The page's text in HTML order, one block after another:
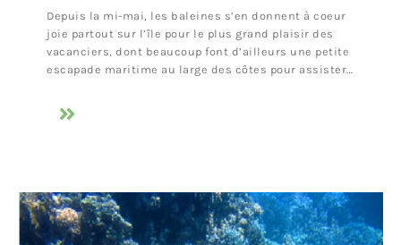
Depuis la mi-mai, les baleines s’en donnent à coeur
joie partout sur l’île pour le plus grand plaisir des
vacanciers, dont beaucoup font d’ailleurs une petite
escapade maritime au large des côtes pour assister…